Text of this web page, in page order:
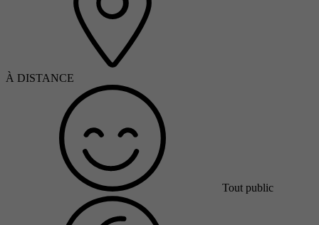
À DISTANCE
Tout public